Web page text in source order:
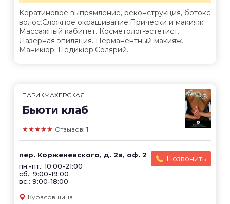
Кератиновое выпрямление, реконструкция, ботокс
волос.Сложное окрашивание.Прически и макияж.
Массажный кабинет. Косметолог-эстетист.
Лазерная эпиляция. Перманентный макияж.
Маникюр. Педикюр.Солярий.
ПАРИКМАХЕРСКАЯ
Бьюти клаб
★★★★★ Отзывов: 1
пер. Корженевского, д. 2а, оф. 2
пн.-пт.: 10:00-21:00
сб.: 9:00-19:00
вс.: 9:00-18:00
Позвонить
Курасовщина